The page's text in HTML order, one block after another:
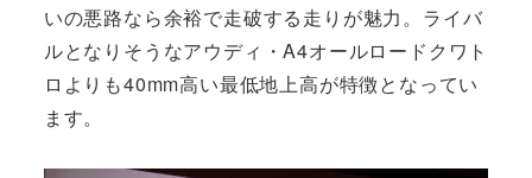
いの悪路なら余裕で走破する走りが魅力。ライバ
ルとなりそうなアウディ・A4オールロードクワト
ロよりも40mm高い最低地上高が特徴となってい
ます。